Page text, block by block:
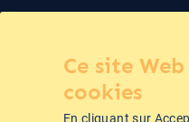
Ce site
cookies
En cliquant sur